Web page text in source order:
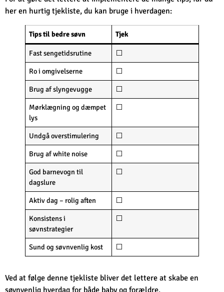
her en hurtig tjekliste, du kan bruge i hverdagen:
Tips til bedre søvn Tjek
Fast sengetidsrutine
⬜
Ro i omgivelserne
⬜
Brug af slyngevugge
⬜
Mørklægning og dæmpet
lys
⬜
Undgå overstimulering
⬜
Brug af white noise
⬜
God barnevogn til
dagslure
⬜
Aktiv dag – rolig aften
⬜
Konsistens i
søvnstrategier
⬜
Sund og søvnvenlig kost ⬜
Ved at følge denne tjekliste bliver det lettere at skabe en